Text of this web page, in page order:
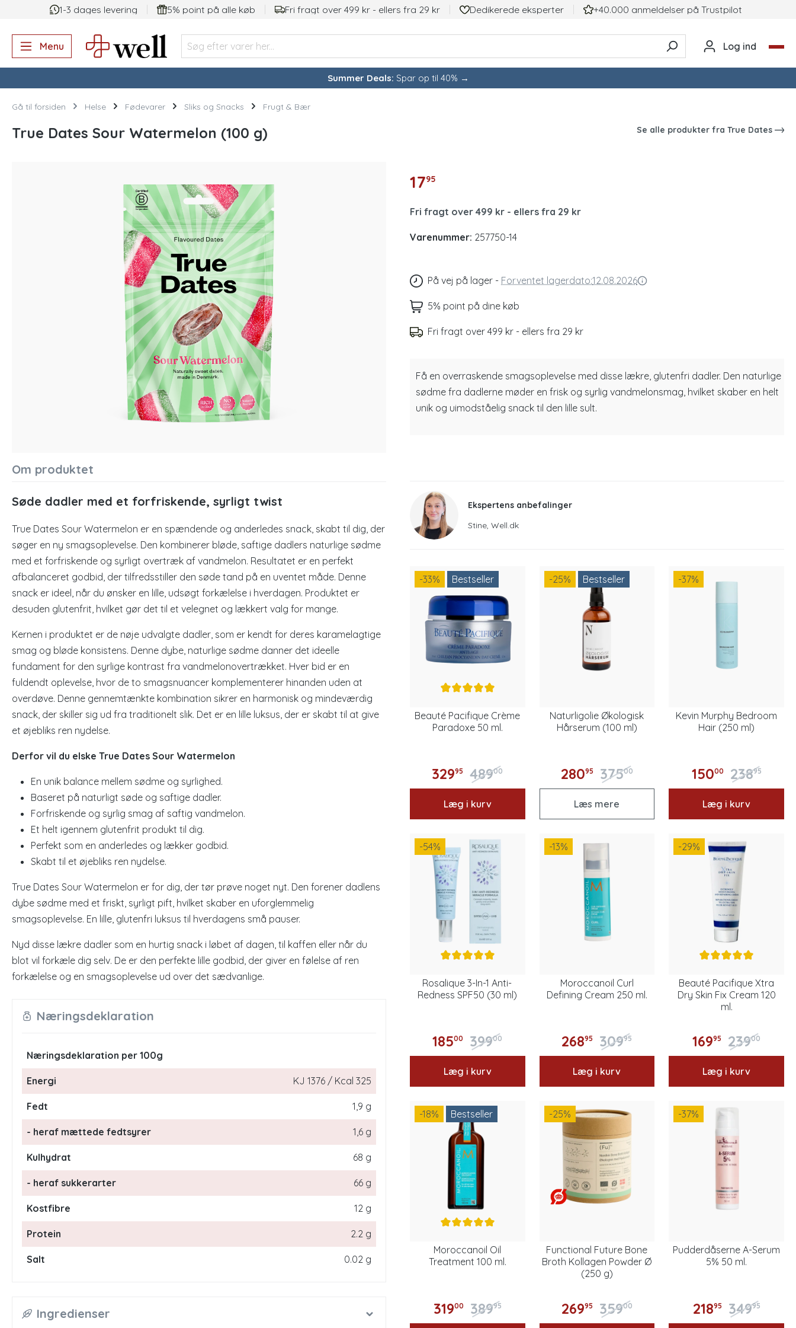
Gå til hovednavigation
1-3 dages levering 5% point på alle køb Fri fragt over 499 kr - ellers fra 29 kr Dedikerede eksperter +40.000 anmeldelser på TrustpiIot
Menu Log ind
Summer Deals: Spar op til 40% →
Gå til forsiden Helse Fødevarer Sliks og Snacks Frugt & Bær
True Dates Sour Watermelon (100 g) Se alle produkter fra True Dates
1795
Fri fragt over 499 kr - ellers fra 29 kr
Varenummer: 257750-14
På vej på lager - Forventet lagerdato:12.08.2026
5% point på dine køb
Fri fragt over 499 kr - ellers fra 29 kr
Få en overraskende smagsoplevelse med disse lækre, glutenfri dadler. Den naturlige
sødme fra dadlerne møder en frisk og syrlig vandmelonsmag, hvilket skaber en helt
unik og uimodståelig snack til den lille sult.
Om produktet
Søde dadler med et forfriskende, syrligt twist
True Dates Sour Watermelon er en spændende og anderledes snack, skabt til dig, der
søger en ny smagsoplevelse. Den kombinerer bløde, saftige dadlers naturlige sødme
med et forfriskende og syrligt overtræk af vandmelon. Resultatet er en perfekt
afbalanceret godbid, der tilfredsstiller den søde tand på en uventet måde. Denne
snack er ideel, når du ønsker en lille, udsøgt forkælelse i hverdagen. Produktet er
desuden glutenfrit, hvilket gør det til et velegnet og lækkert valg for mange.
Kernen i produktet er de nøje udvalgte dadler, som er kendt for deres karamelagtige
smag og bløde konsistens. Denne dybe, naturlige sødme danner det ideelle
fundament for den syrlige kontrast fra vandmelonovertrækket. Hver bid er en
fuldendt oplevelse, hvor de to smagsnuancer komplementerer hinanden uden at
overdøve. Denne gennemtænkte kombination sikrer en harmonisk og mindeværdig
snack, der skiller sig ud fra traditionelt slik. Det er en lille luksus, der er skabt til at give
et øjebliks ren nydelse.
Derfor vil du elske True Dates Sour Watermelon
En unik balance mellem sødme og syrlighed.
Baseret på naturligt søde og saftige dadler.
Forfriskende og syrlig smag af saftig vandmelon.
Et helt igennem glutenfrit produkt til dig.
Perfekt som en anderledes og lækker godbid.
Skabt til et øjebliks ren nydelse.
True Dates Sour Watermelon er for dig, der tør prøve noget nyt. Den forener dadlens
dybe sødme med et friskt, syrligt pift, hvilket skaber en uforglemmelig
smagsoplevelse. En lille, glutenfri luksus til hverdagens små pauser.
Nyd disse lækre dadler som en hurtig snack i løbet af dagen, til kaffen eller når du
blot vil forkæle dig selv. De er den perfekte lille godbid, der giver en følelse af ren
forkælelse og en smagsoplevelse ud over det sædvanlige.
Næringsdeklaration
Næringsdeklaration per 100g
Energi KJ 1376 / Kcal 325
Fedt 1,9 g
- heraf mættede fedtsyrer 1,6 g
Kulhydrat 68 g
- heraf sukkerarter 66 g
Kostfibre 12 g
Protein 2.2 g
Salt 0.02 g
Ingredienser
Ekspertens anbefalinger
Stine, Well.dk
-33% Bestseller
Beauté Pacifique Crème
Paradoxe 50 ml.
32995 48900
Læg i kurv
-25% Bestseller
Naturligolie Økologisk
Hårserum (100 ml)
28095 37500
Læs mere
-37%
Kevin Murphy Bedroom
Hair (250 ml)
15000 23895
Læg i kurv
-54%
Rosalique 3-In-1 Anti-
Redness SPF50 (30 ml)
18500 39900
Læg i kurv
-13%
Moroccanoil Curl
Defining Cream 250 ml.
26895 30995
Læg i kurv
-29%
Beauté Pacifique Xtra
Dry Skin Fix Cream 120
ml.
16995 23900
Læg i kurv
-18% Bestseller
Moroccanoil Oil
Treatment 100 ml.
31900 38995
-25%
Functional Future Bone
Broth Kollagen Powder Ø
(250 g)
26995 35900
-37%
Pudderdåserne A-Serum
5% 50 ml.
21895 34995